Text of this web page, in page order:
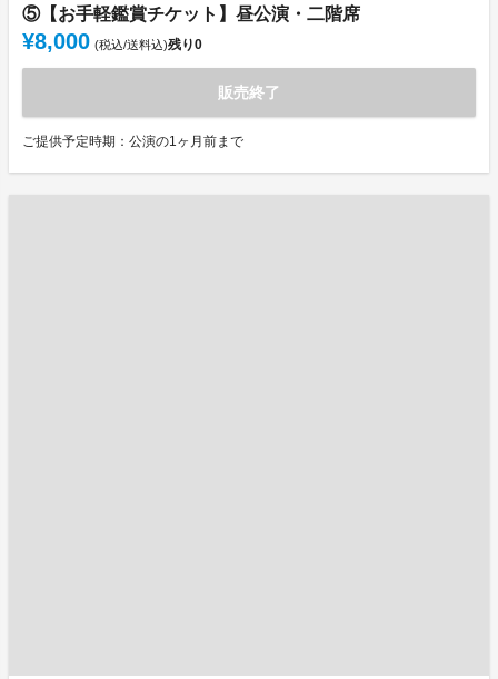
⑤【お手軽鑑賞チケット】昼公演・二階席
¥8,000 (税込/送料込)残り0
販売終了
ご提供予定時期：公演の1ヶ月前まで